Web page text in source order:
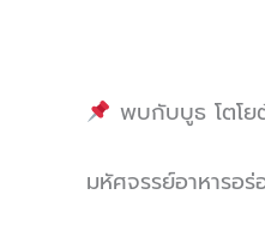
พบกับบูธ โตโย
มหัศจรรย์อาหารอ